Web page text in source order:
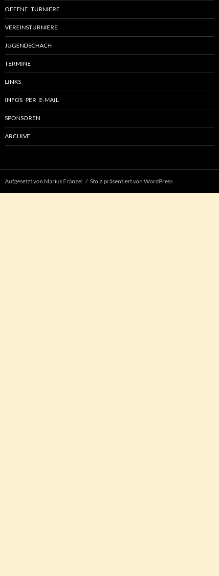
OFFENE TURNIERE
VEREINSTURNIERE
JUGENDSCHACH
TERMINE
LINKS
INFOS PER E-MAIL
SPONSOREN
ARCHIVE
Aufgesetzt von Marius Fränzel Stolz präsentiert von WordPress